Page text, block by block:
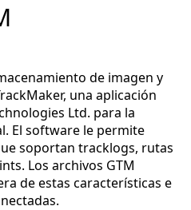
de imagen y
una aplicación
Ltd. para la
El software le permite
soportan tracklogs, rutas
Los archivos GTM
de estas características e